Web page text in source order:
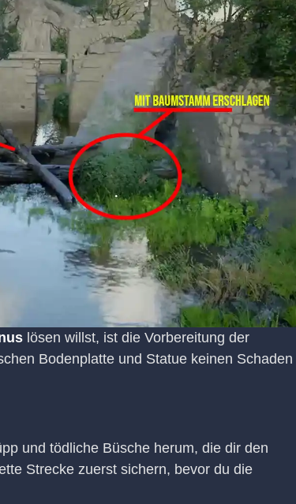
lösen willst, ist die Vorbereitung der
Bodenplatte und Statue keinen Schaden
und tödliche Büsche herum, die dir den
Strecke zuerst sichern, bevor du die